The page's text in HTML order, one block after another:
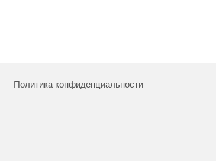
Политика конфиденциальности